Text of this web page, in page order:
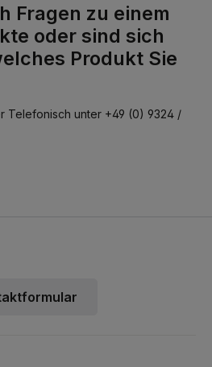
Fragen zu einem
oder sind sich
Produkt Sie
Telefonisch unter +49 (0) 9324 /